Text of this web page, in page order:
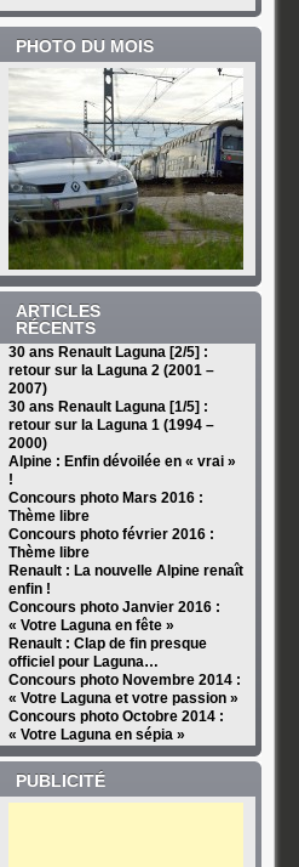
PHOTO DU MOIS
ARTICLES
RÉCENTS
30 ans Renault Laguna [2/5] :
retour sur la Laguna 2 (2001 –
2007)
30 ans Renault Laguna [1/5] :
retour sur la Laguna 1 (1994 –
2000)
Alpine : Enfin dévoilée en « vrai »
!
Concours photo Mars 2016 :
Thème libre
Concours photo février 2016 :
Thème libre
Renault : La nouvelle Alpine renaît
enfin !
Concours photo Janvier 2016 :
« Votre Laguna en fête »
Renault : Clap de fin presque
officiel pour Laguna…
Concours photo Novembre 2014 :
« Votre Laguna et votre passion »
Concours photo Octobre 2014 :
« Votre Laguna en sépia »
PUBLICITÉ